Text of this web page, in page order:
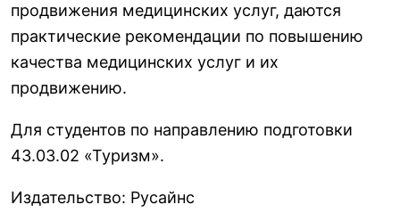
продвижения медицинских услуг, даются
практические рекомендации по повышению
качества медицинских услуг и их
продвижению.
Для студентов по направлению подготовки
43.03.02 «Туризм».
Издательство: Русайнс